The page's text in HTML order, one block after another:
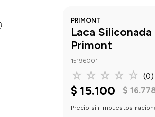
PRIMONT
Laca
Primont
15196001
☆ ☆ ☆ ☆ ☆ (0)
$ 15.100 $ 16.
Precio sin impuestos